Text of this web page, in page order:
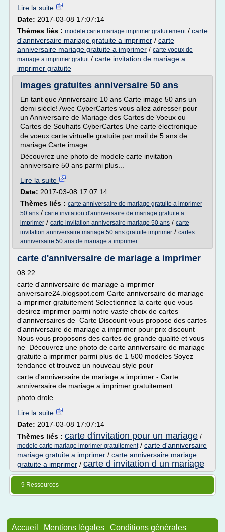
Lire la suite
Date: 2017-03-08 17:07:14
Thèmes liés : modele carte mariage imprimer gratuitement/ carte
d'anniversaire mariage gratuite a imprimer / carte
anniversaire mariage gratuite a imprimer / carte voeux de
mariage a imprimer gratuit/ carte invitation de mariage a
imprimer gratuite
images gratuites anniversaire 50 ans
En tant que Anniversaire 10 ans Carte image 50 ans un
demi siècle! Avec CyberCartes vous allez adresser pour
un Anniversaire de Mariage des Cartes de Voeux ou
Cartes de Souhaits CyberCartes Une carte électronique
de voeux carte virtuelle gratuite par mail de 5 ans de
mariage Carte image
Découvrez une photo de modele carte invitation
anniversaire 50 ans parmi plus...
Lire la suite
Date: 2017-03-08 17:07:14
Thèmes liés : carte anniversaire de mariage gratuite a imprimer
50 ans / carte invitation d'anniversaire de mariage gratuite a
imprimer / carte invitation anniversaire mariage 50 ans / carte
invitation anniversaire mariage 50 ans gratuite imprimer / cartes
anniversaire 50 ans de mariage a imprimer
carte d'anniversaire de mariage a imprimer
08:22
carte d'anniversaire de mariage a imprimer
aniversaire24.blogspot.com Carte anniversaire de mariage
a imprimer gratuitement Selectionnez la carte que vous
desirez imprimer parmi notre vaste choix de cartes
d'anniversaires de Carte Discount vous propose des cartes
d'anniversaire de mariage a imprimer pour prix discount
Nous vous proposons des cartes de grande qualité et vous
ne Découvrez une photo de carte anniversaire de mariage
gratuite a imprimer parmi plus de 1 500 modèles Soyez
tendance et trouvez un nouveau style pour
carte d'anniversaire de mariage a imprimer - Carte
anniversaire de mariage a imprimer gratuitement
photo drole...
Lire la suite
Date: 2017-03-08 17:07:14
Thèmes liés : carte d'invitation pour un mariage /
modele carte mariage imprimer gratuitement/ carte d'anniversaire
mariage gratuite a imprimer / carte anniversaire mariage
gratuite a imprimer / carte d invitation d un mariage
9 Ressources
Accueil | Mentions légales | Conditions générales